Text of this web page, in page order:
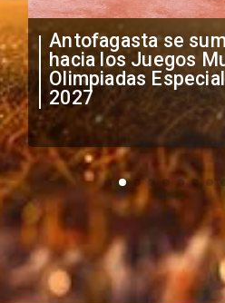
de
"Falta de
anuncia
irregular
extranjeros